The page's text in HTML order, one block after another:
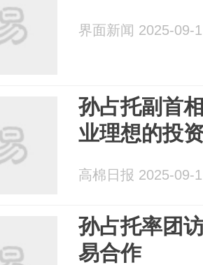
界面新闻 2025-09-
孙占托副首
业理想的投
高棉日报 2025-09-
孙占托率团
易合作